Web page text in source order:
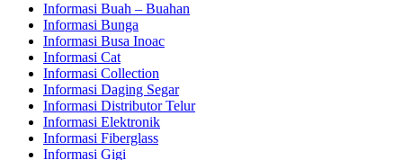
Informasi Buah – Buahan
Informasi Bunga
Informasi Busa Inoac
Informasi Cat
Informasi Collection
Informasi Daging Segar
Informasi Distributor Telur
Informasi Elektronik
Informasi Fiberglass
Informasi Gigi